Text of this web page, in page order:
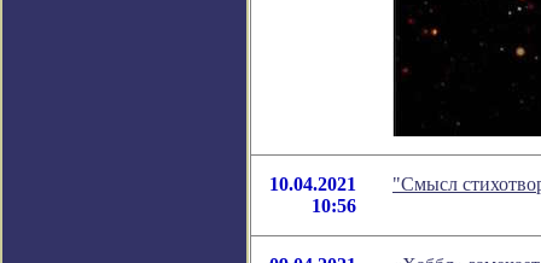
10.04.2021
10:56
"Смысл